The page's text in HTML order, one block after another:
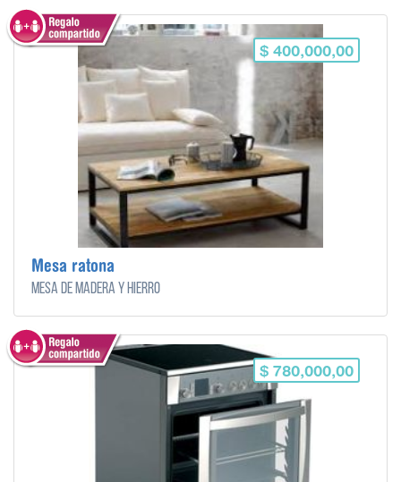
$ 400,000,00
Mesa ratona
Mesa de madera y hierro
$ 780,000,00